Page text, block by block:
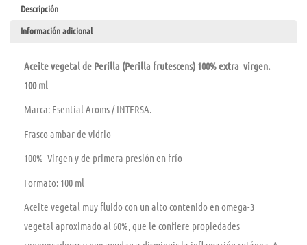
Descripción
Información adicional
Aceite vegetal de Perilla (Perilla frutescens) 100% extra virgen.
100 ml
Marca: Esential Aroms / INTERSA.
Frasco ambar de vidrio
100% Virgen y de primera presión en frío
Formato: 100 ml
Aceite vegetal muy fluido con un alto contenido en omega-3
vegetal aproximado al 60%, que le confiere propiedades